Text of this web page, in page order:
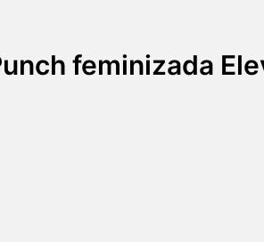
feminizada